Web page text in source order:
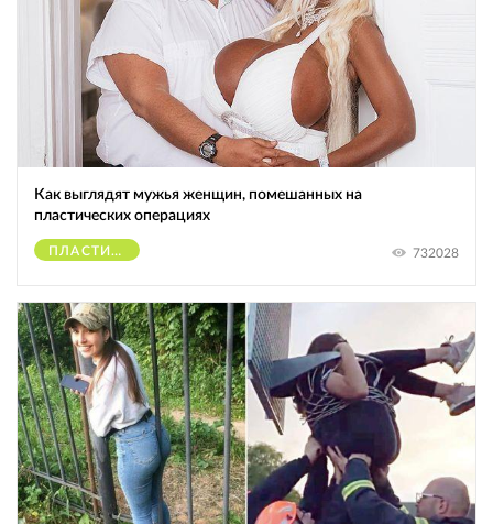
Как выглядят мужья женщин, помешанных на
пластических операциях
ПЛАСТИЧЕСКИЕ ОПЕРАЦИИ 732028